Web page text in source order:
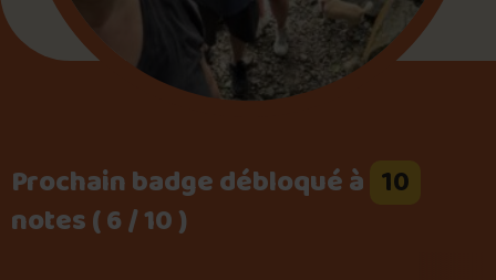
Prochain badge débloqué à 10
notes ( 6 / 10 )